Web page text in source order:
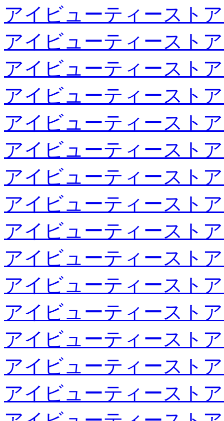
アイビューティースト
アイビューティースト
アイビューティースト
アイビューティースト
アイビューティースト
アイビューティースト
アイビューティースト
アイビューティースト
アイビューティースト
アイビューティースト
アイビューティースト
アイビューティースト
アイビューティースト
アイビューティースト
アイビューティースト